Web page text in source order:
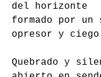
del horizonte
formado por
opresor y
Quebrado y